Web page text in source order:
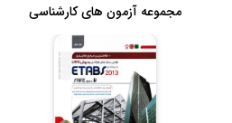
مجموعه آزمون های کارشناسی
رسمی د...